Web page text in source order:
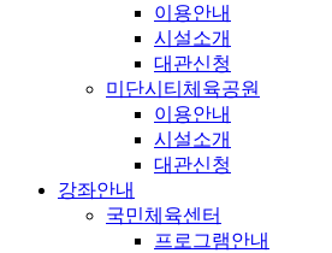
이용안내
시설소개
대관신청
미단시티체육공원
이용안내
시설소개
대관신청
강좌안내
국민체육센터
프로그램안내